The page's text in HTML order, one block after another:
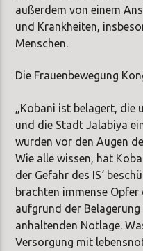
außerdem von einem
und Krankheiten,
Menschen.
Die Frauenbewegung
„Kobani ist belagert, die
und die Stadt Jalabiya
wurden vor den Augen
Wie alle wissen, hat
der Gefahr des IS‘
brachten immense
aufgrund der
anhaltenden Notlage.
Versorgung mit